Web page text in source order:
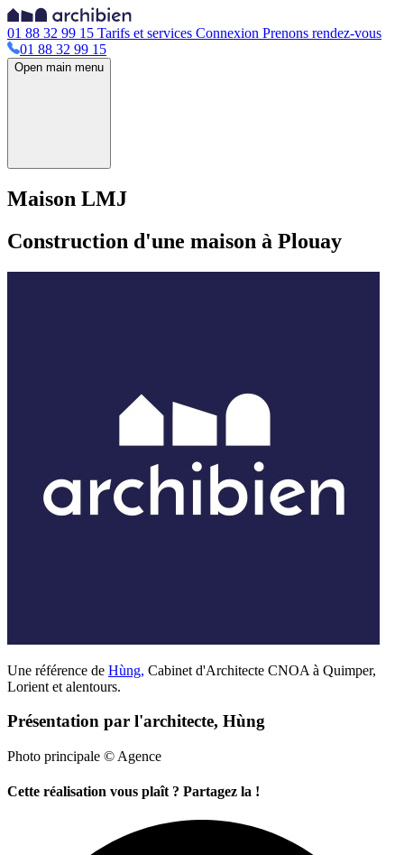
01 88 32 99 15 Tarifs et services Connexion Prenons rendez-vous
01 88 32 99 15
Open main menu
Maison LMJ
Construction d'une maison à Plouay
Une référence de Hùng, Cabinet d'Architecte CNOA à Quimper,
Lorient et alentours.
Présentation par l'architecte, Hùng
Photo principale © Agence
Cette réalisation vous plaît ? Partagez la !